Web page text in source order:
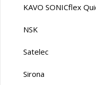
KAVO SONICflex
NSK
Satelec
Sirona